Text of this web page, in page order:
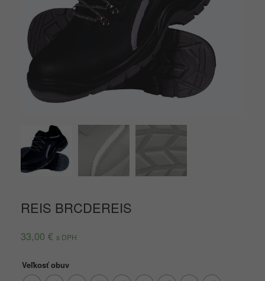
REIS BRCDEREIS
33,00 € s DPH
Veľkosť obuv